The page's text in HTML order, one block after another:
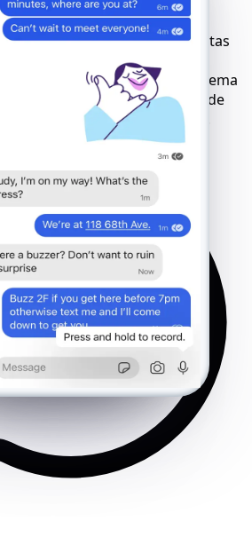
funciona con todas las cuentas
dispositivos y redes.
modelo de teléfono, el sistema
el seguimiento se realiza de
y con total compatibilidad.